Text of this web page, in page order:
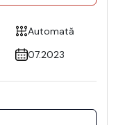
Automată
07.2023